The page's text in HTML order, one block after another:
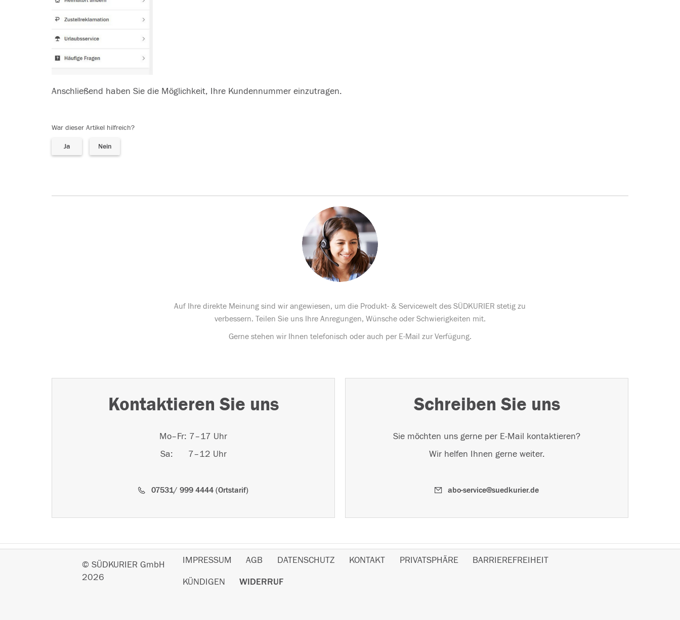
Anschließend haben Sie die Möglichkeit, Ihre Kundennummer einzutragen.
War dieser Artikel hilfreich?
Ja Nein
Auf Ihre direkte Meinung sind wir angewiesen, um die Produkt- & Servicewelt des SÜDKURIER stetig zu
verbessern. Teilen Sie uns Ihre Anregungen, Wünsche oder Schwierigkeiten mit.
Gerne stehen wir Ihnen telefonisch oder auch per E-Mail zur Verfügung.
Kontaktieren Sie uns
Mo–Fr: 7–17 Uhr
Sa: 7–12 Uhr
07531/ 999 4444 (Ortstarif)
Schreiben Sie uns
Sie möchten uns gerne per E-Mail kontaktieren?
Wir helfen Ihnen gerne weiter.
abo-service@suedkurier.de
© SÜDKURIER GmbH
2026
IMPRESSUM AGB DATENSCHUTZ KONTAKT PRIVATSPHÄRE BARRIEREFREIHEIT
KÜNDIGEN WIDERRUF